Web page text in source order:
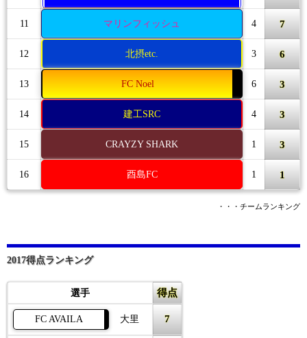
11 マリンフィッシュ 4 7
12 北摂etc. 3 6
13 FC Noel 6 3
14 建工SRC 4 3
15 CRAYZY SHARK 1 3
16 酉島FC 1 1
・・・チームランキング
2017得点ランキング
選手 得点
FC AVAILA 大里 7